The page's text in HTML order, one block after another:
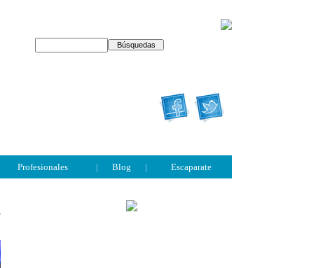
Profesionales | Blog | Escaparate